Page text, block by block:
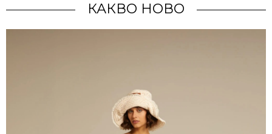
КАКВО НОВО